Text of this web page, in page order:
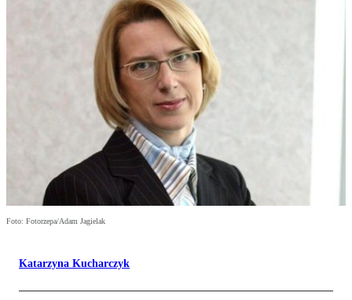
Foto: Fotorzepa/Adam Jagielak
Katarzyna Kucharczyk